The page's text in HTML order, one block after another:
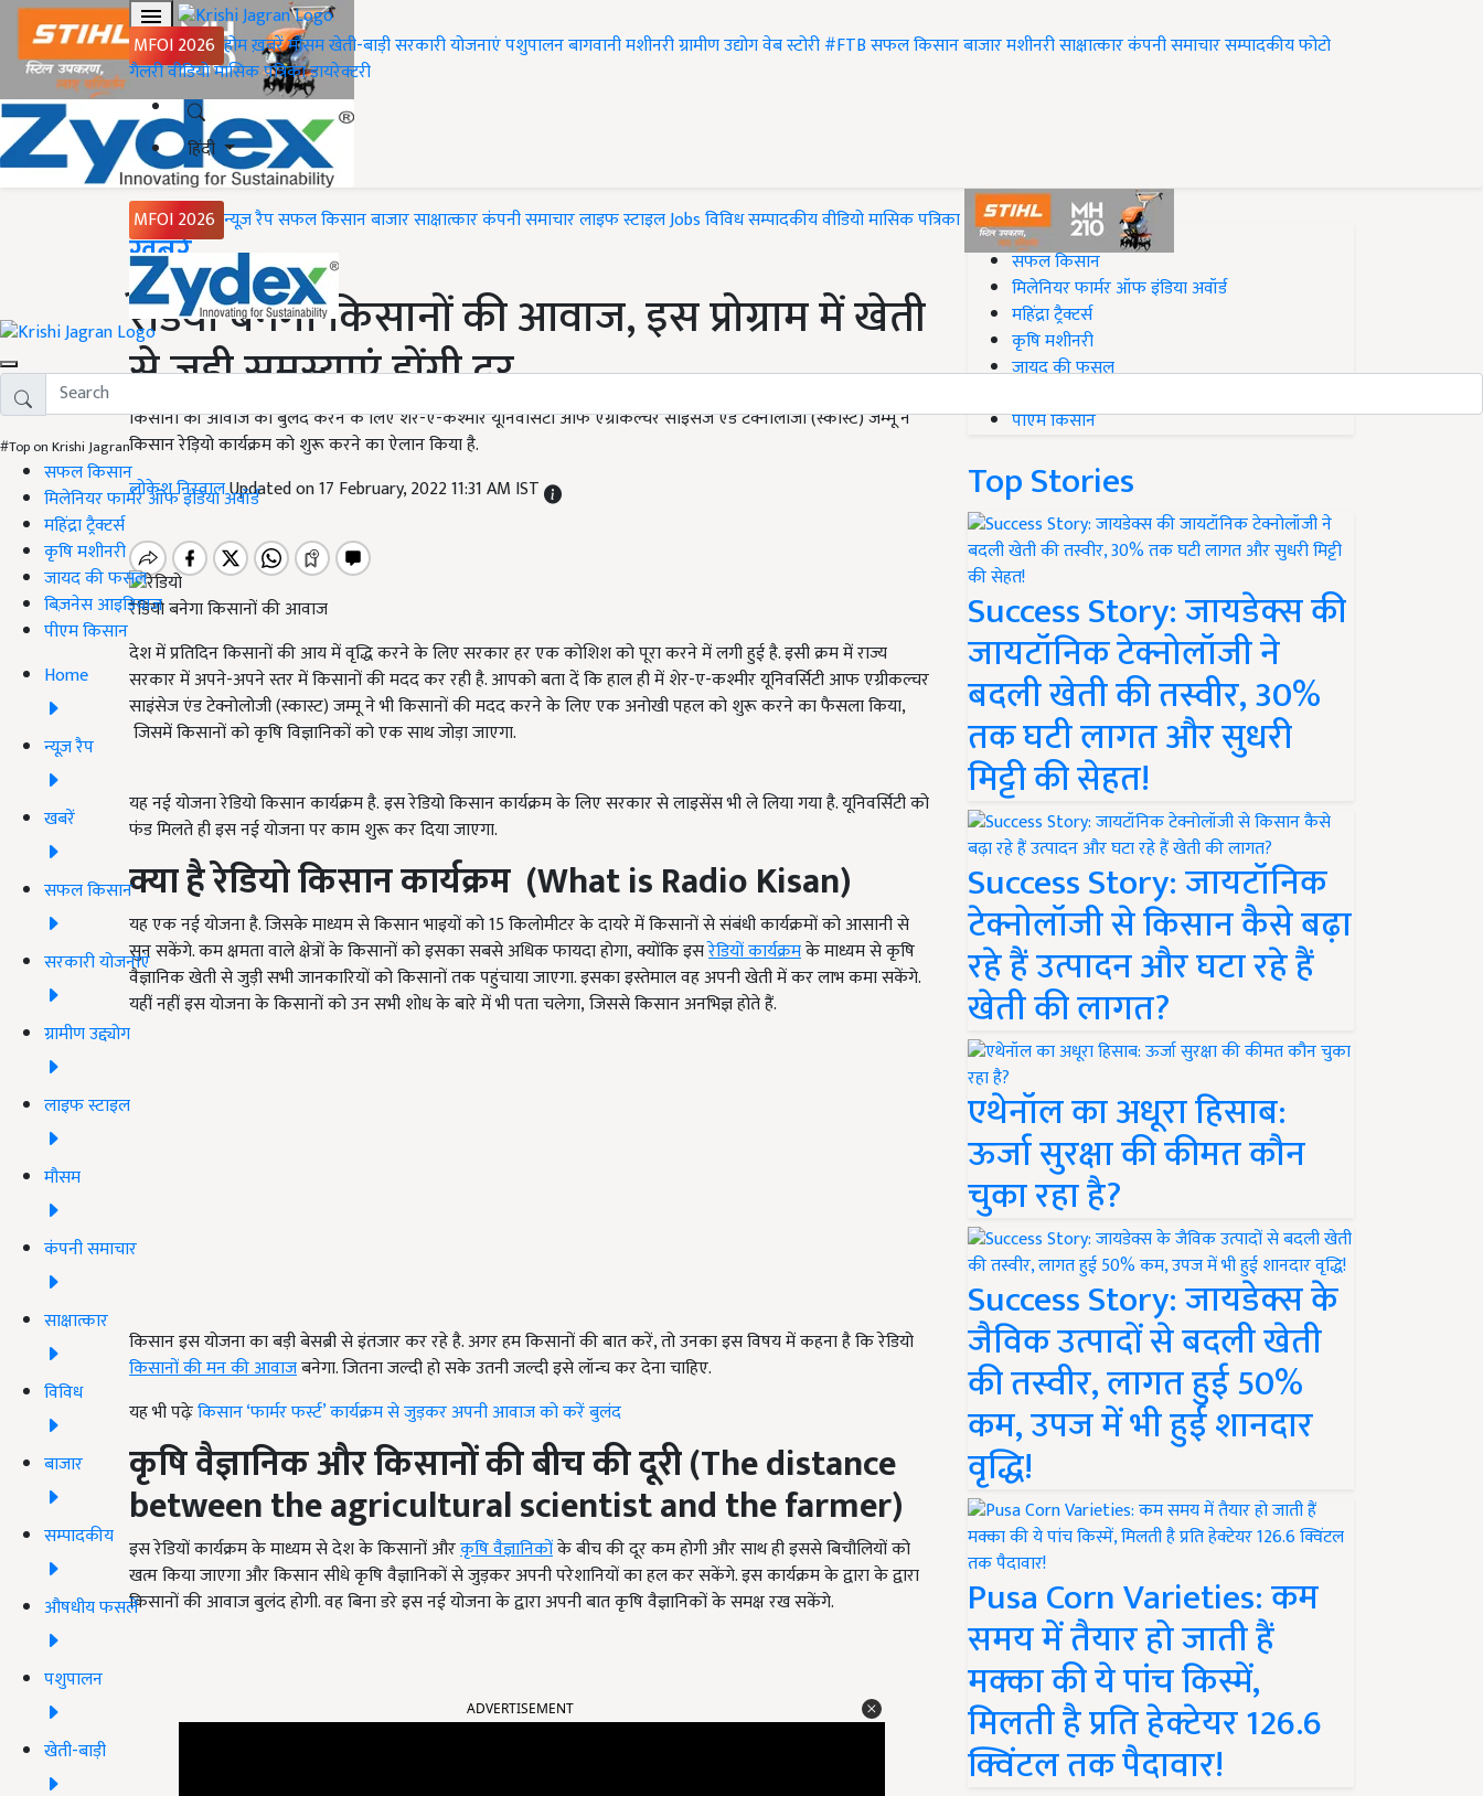
MFOI 2026 होमख़बरेंमौसमखेती-बाड़ीसरकारी योजनाएंपशुपालनबागवानीमशीनरीग्रामीण उद्योगवेब स्टोरी#FTBसफल किसानबाजारमशीनरीसाक्षात्कारकंपनी समाचारसम्पादकीयफोटो
गैलरीवीडियोमासिक पत्रिकाडायरेक्टरी
हिंदी
MFOI 2026 न्यूज़ रैपसफल किसानबाजारसाक्षात्कारकंपनी समाचारलाइफ स्टाइलJobsविविधसम्पादकीयवीडियोमासिक पत्रिका
#Top on Krishi Jagran
सफल किसान
मिलेनियर फार्मर ऑफ इंडिया अवॉर्ड
महिंद्रा ट्रैक्टर्स
कृषि मशीनरी
जायद की फसल
बिज़नेस आइडियाज
पीएम किसान
Home
न्यूज़ रैप
खबरें
सफल किसान
सरकारी योजनाएं
ग्रामीण उद्द्योग
लाइफ स्टाइल
मौसम
कंपनी समाचार
साक्षात्कार
विविध
बाजार
सम्पादकीय
औषधीय फसलें
पशुपालन
खेती-बाड़ी
Home
ख़बरें
रेडियो बनेगा किसानों की आवाज, इस प्रोग्राम में खेती
से जुड़ी समस्याएं होंगी दूर
किसानों की आवाज को बुलंद करने के लिए शेर-ए-कश्मीर यूनिवर्सिटी आफ एग्रीकल्चर साइंसेज एंड टेक्नोलोजी (स्कास्ट) जम्मू ने
किसान रेड़ियो कार्यक्रम को शुरू करने का ऐलान किया है.
लोकेश निरवालUpdated on 17 February, 2022 11:31 AM IST
रेडियो बनेगा किसानों की आवाज
देश में प्रतिदिन किसानों की आय में वृद्धि करने के लिए सरकार हर एक कोशिश को पूरा करने में लगी हुई है. इसी क्रम में राज्य
सरकार में अपने-अपने स्तर में किसानों की मदद कर रही है. आपको बता दें कि हाल ही में शेर-ए-कश्मीर यूनिवर्सिटी आफ एग्रीकल्चर
साइंसेज एंड टेक्नोलोजी (स्कास्ट) जम्मू ने भी किसानों की मदद करने के लिए एक अनोखी पहल को शुरू करने का फैसला किया,
जिसमें किसानों को कृषि विज्ञानिकों को एक साथ जोड़ा जाएगा.
यह नई योजना रेडियो किसान कार्यक्रम है. इस रेडियो किसान कार्यक्रम के लिए सरकार से लाइसेंस भी ले लिया गया है. यूनिवर्सिटी को
फंड मिलते ही इस नई योजना पर काम शुरू कर दिया जाएगा.
क्या है रेडियो किसानकार्यक्रम (What is Radio Kisan)
यह एक नई योजना है. जिसके माध्यम से किसान भाइयों को 15 किलोमीटर के दायरे में किसानों से संबंधी कार्यक्रमों को आसानी से
सुन सकेंगे. कम क्षमता वाले क्षेत्रों के किसानों को इसका सबसे अधिक फायदा होगा, क्योंकि इसरेडियों कार्यक्रमके माध्यम से कृषि
वैज्ञानिक खेती से जुड़ी सभी जानकारियों को किसानों तक पहुंचाया जाएगा. इसका इस्तेमाल वह अपनी खेती में कर लाभ कमा सकेंगे.
यहीं नहीं इस योजना के किसानों को उन सभी शोध के बारे में भी पता चलेगा, जिससे किसान अनभिज्ञ होते हैं.
किसान इस योजना का बड़ी बेसब्री से इंतजार कर रहे है. अगर हम किसानों की बात करें, तो उनका इस विषय में कहना है कि रेडियो
किसानों की मन की आवाजबनेगा. जितना जल्दी हो सके उतनी जल्दी इसे लॉन्च कर देना चाहिए.
यह भी पढ़ेःकिसान ‘फार्मर फर्स्ट’ कार्यक्रम से जुड़कर अपनी आवाज को करें बुलंद
कृषि वैज्ञानिक और किसानों की बीच की दूरी(The distance
between the agricultural scientist and the farmer)
इस रेडियों कार्यक्रम के माध्यम से देश के किसानों औरकृषिवैज्ञानिकोंके बीच की दूर कम होगी और साथ ही इससे बिचौलियों को
खत्म किया जाएगा और किसान सीधे कृषि वैज्ञानिकों से जुड़कर अपनी परेशानियों का हल कर सकेंगे. इस कार्यक्रम के द्वारा के द्वारा
किसानों की आवाज बुलंद होगी. वह बिना डरे इस नई योजना के द्वारा अपनी बात कृषि वैज्ञानिकों के समक्ष रख सकेंगे.
#Top on Krishi Jagran
सफल किसान
मिलेनियर फार्मर ऑफ इंडिया अवॉर्ड
महिंद्रा ट्रैक्टर्स
कृषि मशीनरी
जायद की फसल
पीएम किसान
Top Stories
Success Story: जायडेक्स की
जायटॉनिक टेक्नोलॉजी ने
बदली खेती की तस्वीर, 30%
तक घटी लागत और सुधरी
मिट्टी की सेहत!
Success Story: जायटॉनिक
टेक्नोलॉजी से किसान कैसे बढ़ा
रहे हैं उत्पादन और घटा रहे हैं
खेती की लागत?
एथेनॉल का अधूरा हिसाब:
ऊर्जा सुरक्षा की कीमत कौन
चुका रहा है?
Success Story: जायडेक्स के
जैविक उत्पादों से बदली खेती
की तस्वीर, लागत हुई 50%
कम, उपज में भी हुई शानदार
वृद्धि!
Pusa Corn Varieties: कम
समय में तैयार हो जाती हैं
मक्का की ये पांच किस्में,
मिलती है प्रति हेक्टेयर 126.6
क्विंटल तक पैदावार!